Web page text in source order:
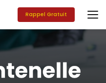
Rappel Gratuit